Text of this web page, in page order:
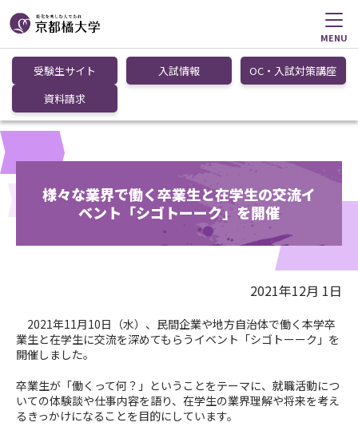
MENU
受験生サイト 入試情報
OC・入試対策講座
資料請求
様々な業界で働く卒業生と在学生の交流イ
ベント「シゴトーーク」を開催
2021年12月 1日
2021年11月10日（水）、民間企業や地方自治体で働く本学卒
業生と在学生に交流を深めてもらうイベント「シゴトーーク」を
開催しました。
卒業生が「働くって何？」ということをテーマに、就職活動につ
いての体験談や仕事内容を語り、在学生の業界理解や将来を考え
るきっかけになることを目的にしています。